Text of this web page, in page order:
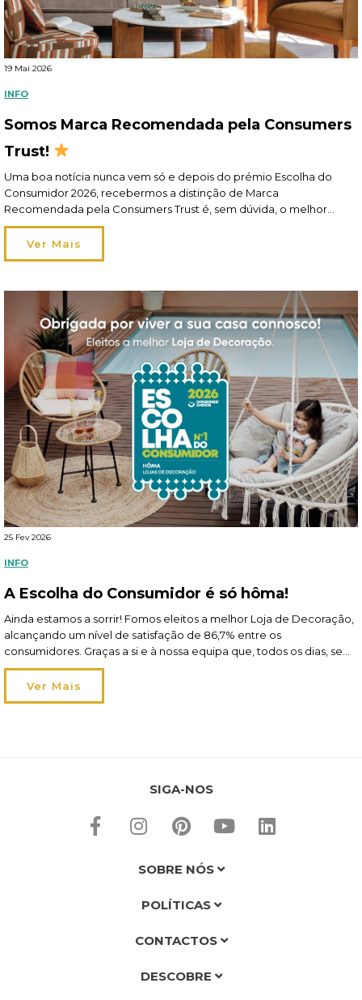
19 Mai 2026
INFO
Somos Marca Recomendada pela Consumers
Trust!
Uma boa notícia nunca vem só e depois do prémio Escolha do
Consumidor 2026, recebermos a distinção de Marca
Recomendada pela Consumers Trust é, sem dúvida, o melhor
elogio! Recomendados por si, pelo segundo ano consecutivo, este
reconhecimento reflete o nosso esforço diário em oferecer-lhe
um apoio de excelência em toda a jornada de compra […]
Ver Mais
25 Fev 2026
INFO
A Escolha do Consumidor é só hôma!
Ainda estamos a sorrir! Fomos eleitos a melhor Loja de Decoração,
alcançando um nível de satisfação de 86,7% entre os
consumidores. Graças a si e à nossa equipa que, todos os dias, se
dedica a inspirar casas felizes, somos o n.º1 na Escolha do
Consumidor. Parabéns a todos! A “Escolha do Consumidor” é o
sistema […]
Ver Mais
SIGA-NOS
SOBRE NÓS
POLÍTICAS
CONTACTOS
DESCOBRE